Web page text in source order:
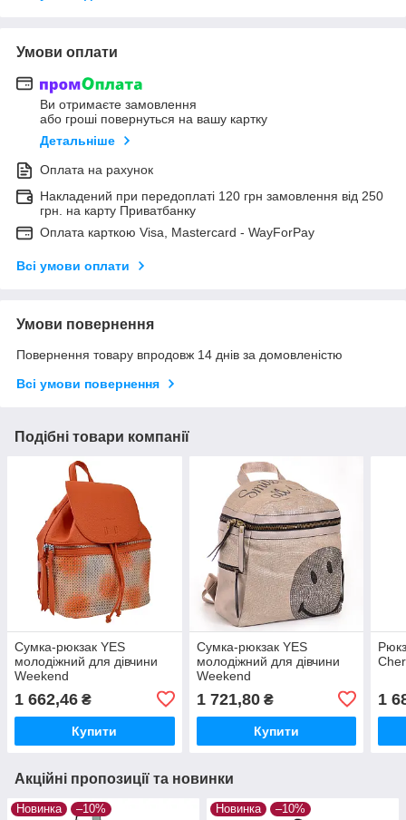
Умови оплати
Ви отримаєте замовлення
або гроші повернуться на вашу картку
Детальніше
Оплата на рахунок
Накладений при передоплаті 120 грн замовлення від 250
грн. на карту Приватбанку
Оплата карткою Visa, Mastercard - WayForPay
Всі умови оплати
Умови повернення
Повернення товару впродовж 14 днів за домовленістю
Всі умови повернення
Подібні товари компанії
Сумка-рюкзак YES
молодіжний для дівчини
Weekend
1 662,46 ₴
Купити
Сумка-рюкзак YES
молодіжний для дівчини
Weekend
1 721,80₴
Купити
1
Акційні пропозиції та новинки
Новинка –10% Новинка –10%